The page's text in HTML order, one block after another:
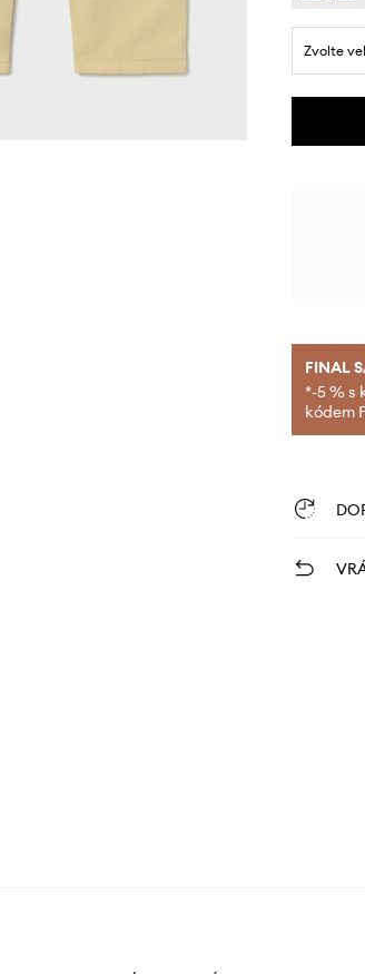
Zvolte
FINAL
*-5 % s
kódem